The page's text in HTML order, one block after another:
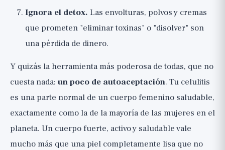
Ignora el detox. Las envolturas, polvos y cremas
que prometen "eliminar toxinas" o "disolver" son
una pérdida de dinero.
Y quizás la herramienta más poderosa de todas, que no
cuesta nada: un poco de autoaceptación. Tu celulitis
es una parte normal de un cuerpo femenino saludable,
exactamente como la de la mayoría de las mujeres en el
planeta. Un cuerpo fuerte, activo y saludable vale
mucho más que una piel completamente lisa que no